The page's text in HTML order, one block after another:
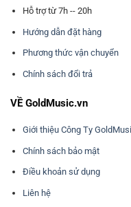
Hỗ trợ từ 7h -- 20h
Hướng dẫn đặt hàng
Phương thức vận chuyển
Chính sách đổi trả
VỀ GoldMusic.vn
Giới thiệu Công Ty
Chính sách bảo mật
Điều khoản sử dụng
Liên hệ